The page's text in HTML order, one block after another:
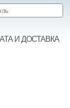
И ДОСТАВКА